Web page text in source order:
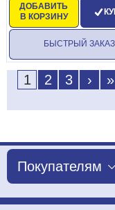
ДОБАВИТЬ
В КОРЗИНУ
БЫСТРЫЙ ЗАКАЗ
1 2 3 › »
Покупателям